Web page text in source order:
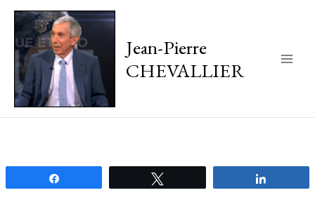
Jean-Pierre
CHEVALLIER